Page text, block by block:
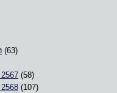
(63)
(58)
(107)